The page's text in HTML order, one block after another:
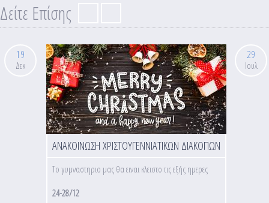
Δείτε Επίσης
19
Δεκ
ΑΝΑΚΟΙΝΩΣΗ ΧΡΙΣΤΟΥΓΕΝΝΙΑΤΙΚΩΝ ΔΙΑΚΟΠΩΝ
Το γυμναστηριο μας θα ειναι κλειστο τις εξής ημερες
24-28/12
29
Ιουλ